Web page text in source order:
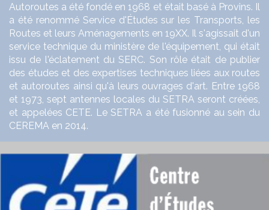
Autoroutes a été fondé en 1968 et était basé à Provins. Il
a été renommé Service d'Études sur les Transports, les
Routes et leurs Aménagements en 19XX. Il s'agissait d'un
service technique du ministère de l'équipement, qui était
issu de l'éclatement du SERC. Son rôle était de publier
des études et des expertises techniques liées aux routes
et autoroutes ainsi qu'à leurs ouvrages d'art. Entre 1968
et 1973, sept antennes locales du SETRA seront créées,
et appelées CETE. Le SETRA a été fusionné au sein du
CEREMA en 2014.